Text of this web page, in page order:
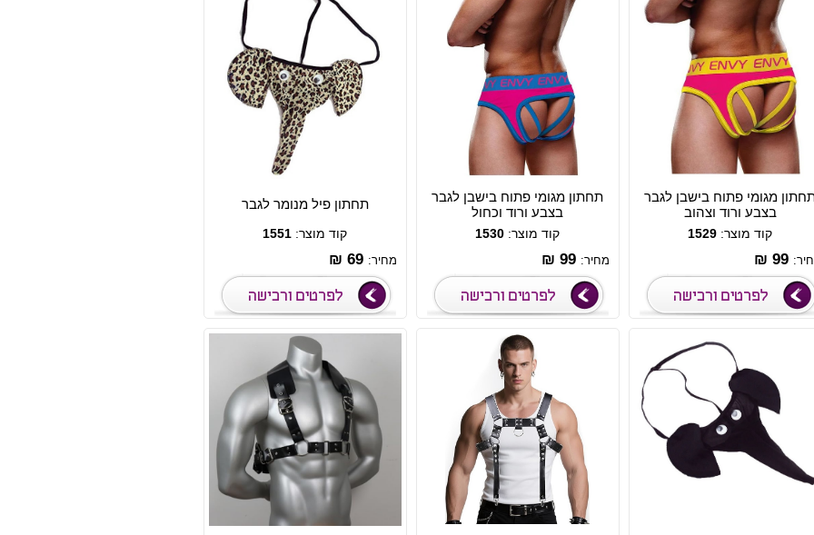
מגומי פתוח בישבן לגבר
בצבע ורוד וצהוב
קוד מוצר: 1529
99 ₪
תחתון מגומי פתוח בישבן לגבר
בצבע ורוד וכחול
קוד מוצר: 1530
מחיר: 99 ₪
תחתון פיל מנומר לגבר
קוד מוצר: 1551
מחיר: 69 ₪